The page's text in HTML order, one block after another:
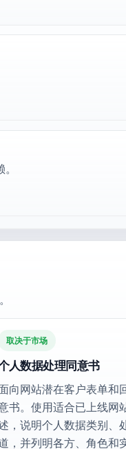
取决于市场
人数据处理同意书
向网站潜在客户表单和
书。使用适合已上线网
，说明个人数据类别、
，并列明各方、角色和